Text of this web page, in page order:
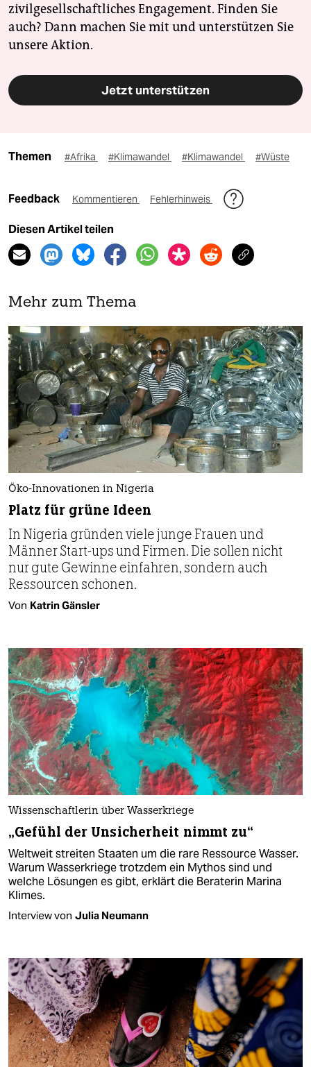
zivilgesellschaftliches Engagement. Finden Sie
auch? Dann machen Sie mit und unterstützen Sie
unsere Aktion.
Jetzt unterstützen
Themen #Afrika #Klimawandel #Klimawandel #Wüste
Feedback Kommentieren Fehlerhinweis
Diesen Artikel teilen
Mehr zum Thema
Öko-Innovationen in Nigeria
Platz für grüne Ideen
In Nigeria gründen viele junge Frauen und
Männer Start-ups und Firmen. Die sollen nicht
nur gute Gewinne einfahren, sondern auch
Ressourcen schonen.
Von Katrin Gänsler
Wissenschaftlerin über Wasserkriege
„Gefühl der Unsicherheit nimmt zu“
Weltweit streiten Staaten um die rare Ressource Wasser.
Warum Wasserkriege trotzdem ein Mythos sind und
welche Lösungen es gibt, erklärt die Beraterin Marina
Klimes.
Interview von Julia Neumann